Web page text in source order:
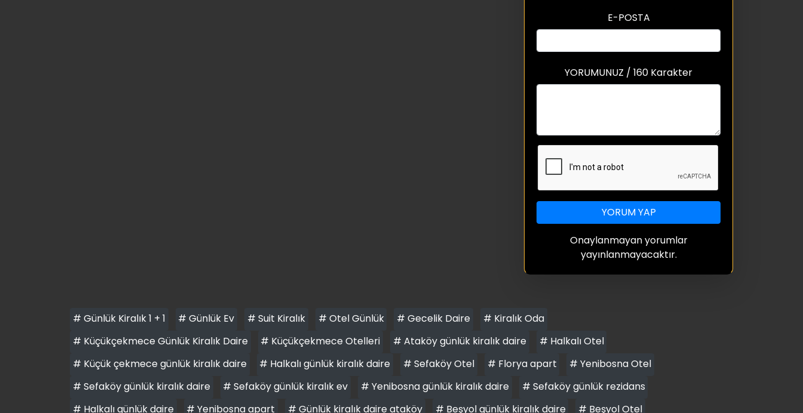
E-POSTA
YORUMUNUZ / 160 Karakter
YORUM YAP
Onaylanmayan yorumlar
yayınlanmayacaktır.
# Günlük Kiralık 1 + 1 # Günlük Ev # Suit Kiralık # Otel Günlük # Gecelik Daire
# Kiralık Oda
# Küçükçekmece Günlük Kiralık Daire
# Küçükçekmece Otelleri # Ataköy günlük kiralık daire
# Halkalı Otel
# Küçük çekmece günlük kiralık daire
# Halkalı günlük kiralık daire # Sefaköy Otel # Florya apart
# Yenibosna Otel
# Sefaköy günlük kiralık daire
# Sefaköy günlük kiralık ev # Yenibosna günlük kiralık daire
# Sefaköy günlük rezidans
# Halkalı günlük daire
# Yenibosna apart # Günlük kiralık daire ataköy # Beşyol günlük kiralık daire # Beşyol Otel